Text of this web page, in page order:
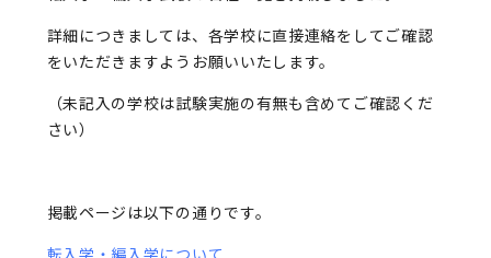
詳細につきましては、各学校に直接連絡をしてご確認
をいただきますようお願いいたします。
（未記入の学校は試験実施の有無も含めてご確認くだ
さい）
掲載ページは以下の通りです。
転入学・編入学について